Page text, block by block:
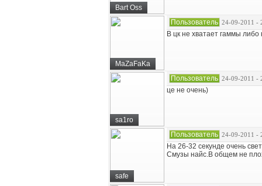
Bart Oss
MaZaFaKa
Пользователь 24-09-2011 -
В цк не хватает гаммы либо
sa1ro
Пользователь 24-09-2011 -
це не очень)
safe
Пользователь 24-09-2011 -
На 26-32 секунде очень
Смузы найс.В общем не